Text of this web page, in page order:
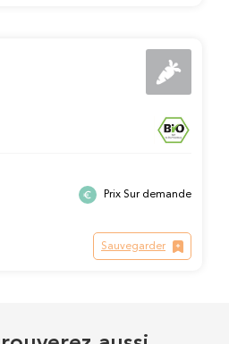
Prix Sur demande
Sauvegarder